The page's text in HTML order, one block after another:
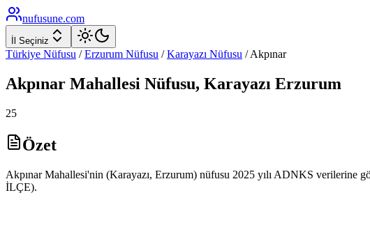
nufusune.com
İl Seçiniz
Türkiye Nüfusu / Erzurum Nüfusu / Karayazı Nüfusu /Akpınar
Akpınar Mahallesi Nüfusu, Karayazı Erzurum
25
Özet
Akpınar Mahallesi'nin (Karayazı, Erzurum) nüfusu 2025 yılı ADNKS verilerine
İLÇE).